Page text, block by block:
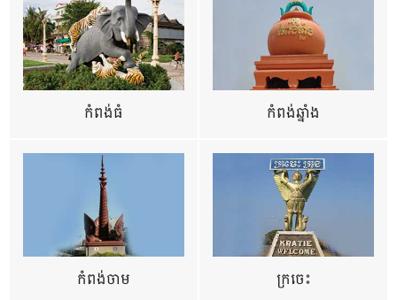
កំពង់ធំ កំពង់ឆ្នាំង
កំពង់ចាម ក្រចេះ